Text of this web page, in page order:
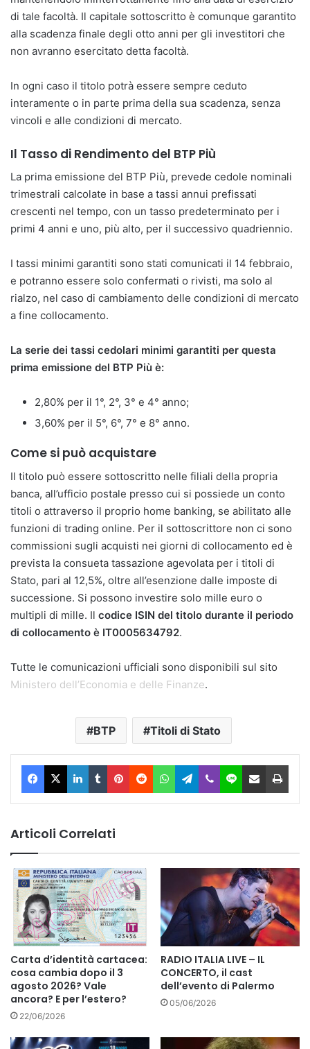
di tale facoltà. Il capitale sottoscritto è comunque garantito
alla scadenza finale degli otto anni per gli investitori che
non avranno esercitato detta facoltà.
In ogni caso il titolo potrà essere sempre ceduto
interamente o in parte prima della sua scadenza, senza
vincoli e alle condizioni di mercato.
Il Tasso di Rendimento del BTP Più
La prima emissione del BTP Più, prevede cedole nominali
trimestrali calcolate in base a tassi annui prefissati
crescenti nel tempo, con un tasso predeterminato per i
primi 4 anni e uno, più alto, per il successivo quadriennio.
I tassi minimi garantiti sono stati comunicati il 14 febbraio,
e potranno essere solo confermati o rivisti, ma solo al
rialzo, nel caso di cambiamento delle condizioni di mercato
a fine collocamento.
La serie dei tassi cedolari minimi garantiti per questa
prima emissione del BTP Più è:
2,80% per il 1°, 2°, 3° e 4° anno;
3,60% per il 5°, 6°, 7° e 8° anno.
Come si può acquistare
Il titolo può essere sottoscritto nelle filiali della propria
banca, all’ufficio postale presso cui si possiede un conto
titoli o attraverso il proprio home banking, se abilitato alle
funzioni di trading online. Per il sottoscrittore non ci sono
commissioni sugli acquisti nei giorni di collocamento ed è
prevista la consueta tassazione agevolata per i titoli di
Stato, pari al 12,5%, oltre all’esenzione dalle imposte di
successione. Si possono investire solo mille euro o
multipli di mille. Il codice ISIN del titolo durante il periodo
di collocamento è IT0005634792.
Tutte le comunicazioni ufficiali sono disponibili sul sito
Ministero dell’Economia e delle Finanze.
BTP Titoli di Stato
Facebook
X LinkedIn
TumblrPinterest
RedditWhatsAppTelegram
ViberLine Condividi via Email
Articoli Correlati
Carta d’identità cartacea:
cosa cambia dopo il 3
agosto 2026? Vale
ancora? E per l’estero?
22/06/2026
RADIO ITALIA LIVE – IL
CONCERTO, il cast
dell’evento di Palermo
05/06/2026